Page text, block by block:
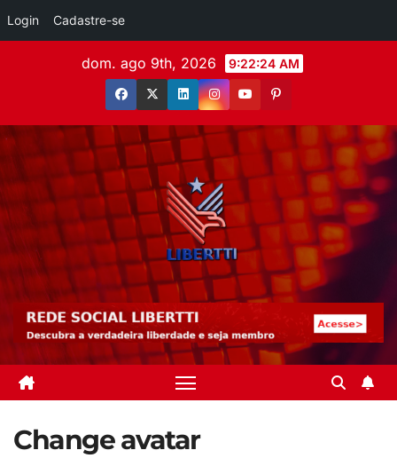
Login Cadastre-se
dom. ago 9th, 2026 9:22:24 AM
Change avatar